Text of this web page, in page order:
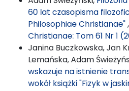
60 lat czasopisma
Philosophiae Christianae",
Christianae: Tom 61 Nr 1
Janina Buczkowska, Jan
Lemańska, Adam
wskazuje na istnienie
wokół książki "Fizyk w